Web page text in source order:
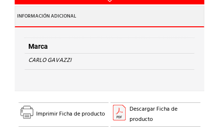
RELÉ
RM
ZS
25ACA
480V
CA
CONTROL
cantidad
INFORMACIÓN ADICIONAL
Marca
CARLO GAVAZZI
Imprimir Ficha de producto
Descargar Ficha de
producto